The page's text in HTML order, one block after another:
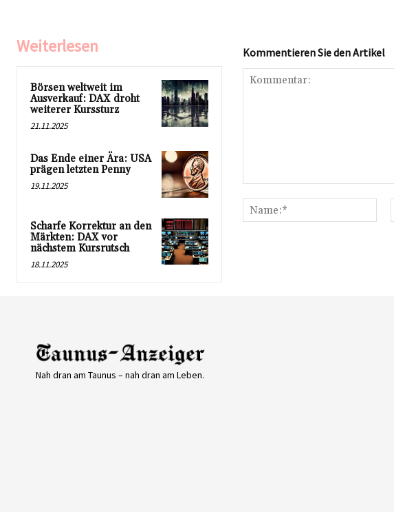
Weiterlesen
Börsen weltweit im
Ausverkauf: DAX droht
weiterer Kurssturz
21.11.2025
Das Ende einer Ära: USA
prägen letzten Penny
19.11.2025
Scharfe Korrektur an den
Märkten: DAX vor
nächstem Kursrutsch
18.11.2025
Kommentieren Sie den Artikel
Nah dran am Taunus – nah dran am Leben.